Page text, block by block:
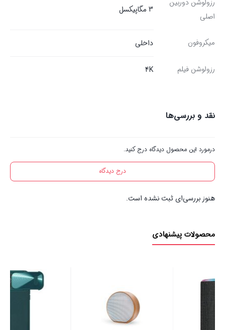
رزولوشن دوربین
اصلی
3 مگاپیکسل
میکروفون داخلی
رزولوشن فیلم 4K
نقد و بررسی‌ها
درمورد این محصول دیدگاه درج کنید.
درج دیدگاه
هنوز بررسی‌ای ثبت نشده است.
محصولات پیشنهادی